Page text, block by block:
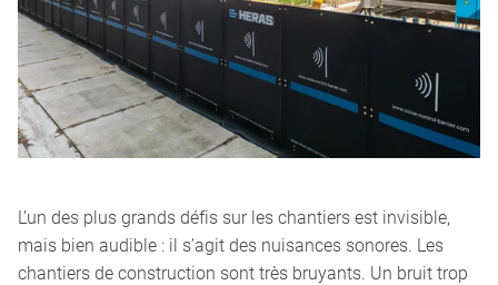
L’un des plus grands défis sur les chantiers est invisible,
mais bien audible : il s’agit des nuisances sonores. Les
chantiers de construction sont très bruyants. Un bruit trop